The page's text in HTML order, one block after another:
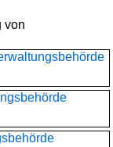
von